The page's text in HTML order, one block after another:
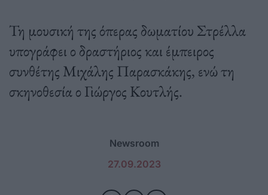
Τη μουσική της όπερας δωματίου Στρέλλα
υπογράφει ο δραστήριος και έμπειρος
συνθέτης Μιχάλης Παρασκάκης, ενώ τη
σκηνοθεσία ο Γιώργος Κουτλής.
Newsroom
27.09.2023